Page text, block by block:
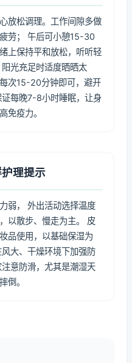
放松调理。工作间隙多做
劳； 午后可小憩15-30
上保持平和放松，听听轻
光充足时适度晒晒太
次15-20分钟即可，避开
每晚7-8小时睡眠，让身
免疫力。
理提示
弱， 外出活动选择温度
以散步、慢走为主。 皮
品使用，以基础保湿为
大、干燥环境下加强防
意防滑，尤其是潮湿天
倒。